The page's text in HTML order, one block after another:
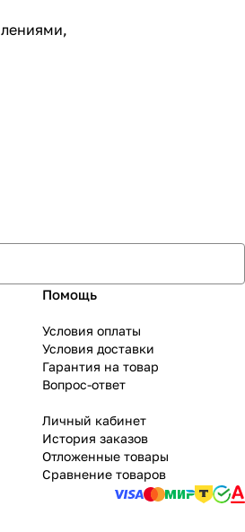
Помощь
Условия оплаты
Условия доставки
Гарантия на товар
Вопрос-ответ
Личный кабинет
История заказов
Отложенные товары
Сравнение товаров